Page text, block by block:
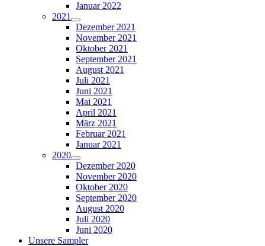
Januar 2022
2021
Dezember 2021
November 2021
Oktober 2021
September 2021
August 2021
Juli 2021
Juni 2021
Mai 2021
April 2021
März 2021
Februar 2021
Januar 2021
2020
Dezember 2020
November 2020
Oktober 2020
September 2020
August 2020
Juli 2020
Juni 2020
Unsere Sampler